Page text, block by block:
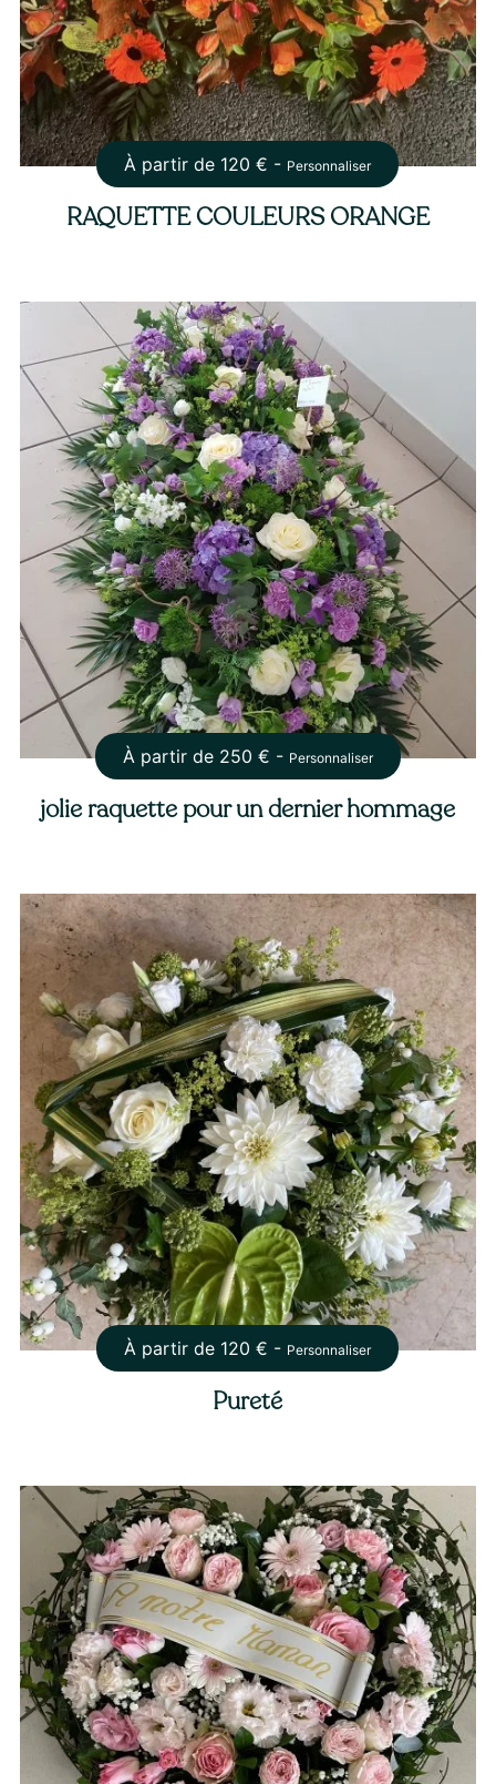
À partir de 120 € - Personnaliser
RAQUETTE COULEURS ORANGE
À partir de 250 € - Personnaliser
jolie raquette pour un dernier hommage
À partir de 120 € - Personnaliser
Pureté